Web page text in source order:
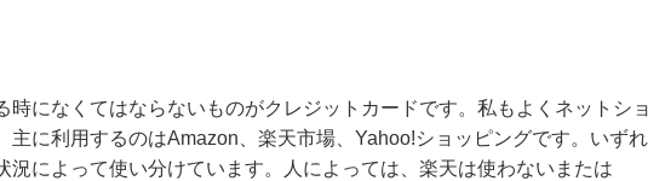
時になくてはならないものがクレジットカードです。私もよくネットショ
主に利用するのはAmazon、楽天市場、Yahoo!ショッピングです。いずれ
況によって使い分けています。人によっては、楽天は使わないまたは